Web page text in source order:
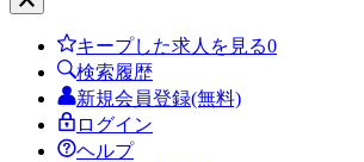
キープした求人を見る0
検索履歴
新規会員登録(無料)
ログイン
ヘルプ